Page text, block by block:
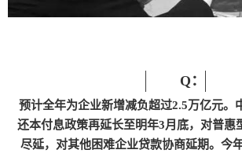
Q：
预计全年为企业新增减负超过2.5万亿元。
还本付息政策再延长至明年3月底，对普惠
尽延，对其他困难企业贷款协商延期。今